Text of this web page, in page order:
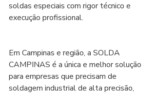
soldas especiais com rigor técnico e
execução profissional.
Em Campinas e região, a SOLDA
CAMPINAS é a única e melhor solução
para empresas que precisam de
soldagem industrial de alta precisão,